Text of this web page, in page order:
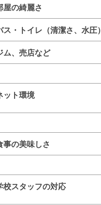
屋の綺麗さ
ス・トイレ（清潔さ、水圧）
ム、売店など
ット環境
事の美味しさ
校スタッフの対応